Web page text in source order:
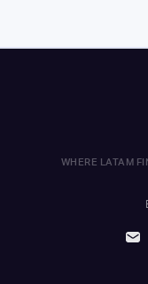
WHERE LATAM